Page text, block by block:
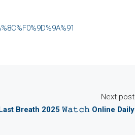
Next post
Breath 2025 𝚆𝚊𝚝𝚌𝚑 Online Daily